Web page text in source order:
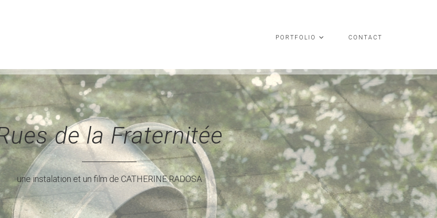
PORTFOLIO CONTACT
de la Fraternitée
une instalation et un film de CATHERINE RADOSA